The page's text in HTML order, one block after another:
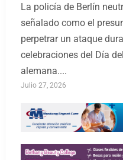
La policía de Berlín
señalado como el
perpetrar un ataque
celebraciones del Día
alemana....
Julio 27, 2026